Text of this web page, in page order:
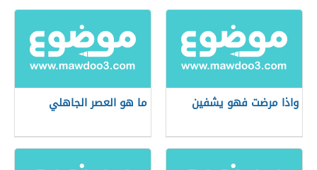
واذا مرضت فهو يشفين ما هو العصر الجاهلي